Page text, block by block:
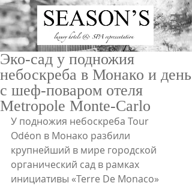
ru/en
Эко-сад у подножия
небоскреба в Монако и день
с шеф-поваром отеля
Metropole Monte-Carlo
У подножия небоскреба Tour
Odéon в Монако разбили
крупнейший в мире городской
органический сад в рамках
инициативы «Terre De Monaco»